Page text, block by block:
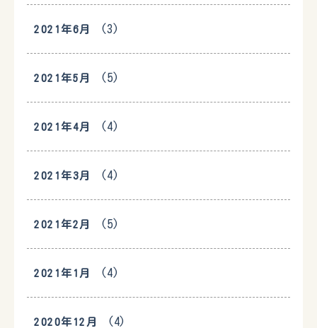
2021年6月 (3)
2021年5月 (5)
2021年4月 (4)
2021年3月 (4)
2021年2月 (5)
2021年1月 (4)
2020年12月 (4)